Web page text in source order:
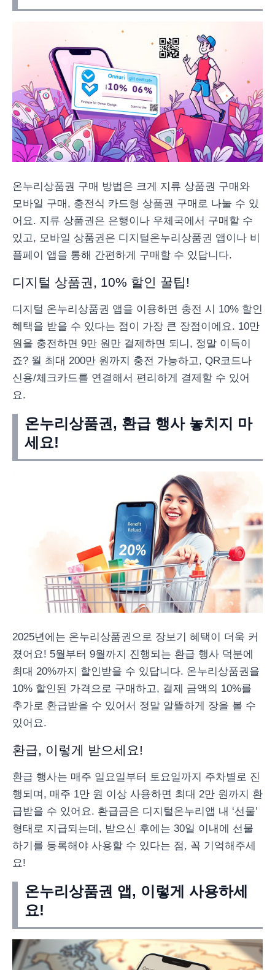
온누리상품권 구매 방법은 크게 지류 상품권 구매와
모바일 구매, 충전식 카드형 상품권 구매로 나눌 수 있
어요. 지류 상품권은 은행이나 우체국에서 구매할 수
있고, 모바일 상품권은 디지털온누리상품권 앱이나 비
플페이 앱을 통해 간편하게 구매할 수 있답니다.
디지털 상품권, 10% 할인 꿀팁!
디지털 온누리상품권 앱을 이용하면 충전 시 10% 할인
혜택을 받을 수 있다는 점이 가장 큰 장점이에요. 10만
원을 충전하면 9만 원만 결제하면 되니, 정말 이득이
죠? 월 최대 200만 원까지 충전 가능하고, QR코드나
신용/체크카드를 연결해서 편리하게 결제할 수 있어
요.
온누리상품권, 환급 행사 놓치지 마
세요!
2025년에는 온누리상품권으로 장보기 혜택이 더욱 커
졌어요! 5월부터 9월까지 진행되는 환급 행사 덕분에
최대 20%까지 할인받을 수 있답니다. 온누리상품권을
10% 할인된 가격으로 구매하고, 결제 금액의 10%를
추가로 환급받을 수 있어서 정말 알뜰하게 장을 볼 수
있어요.
환급, 이렇게 받으세요!
환급 행사는 매주 일요일부터 토요일까지 주차별로 진
행되며, 매주 1만 원 이상 사용하면 최대 2만 원까지 환
급받을 수 있어요. 환급금은 디지털온누리앱 내 ‘선물’
형태로 지급되는데, 받으신 후에는 30일 이내에 선물
하기를 등록해야 사용할 수 있다는 점, 꼭 기억해주세
요!
온누리상품권 앱, 이렇게 사용하세
요!